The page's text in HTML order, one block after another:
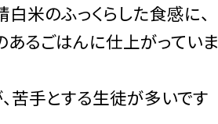
白米のふっくらした食感に、
あるごはんに仕上がっていま
苦手とする生徒が多いです